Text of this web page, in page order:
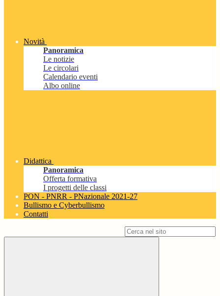
Novità
Panoramica
Le notizie
Le circolari
Calendario eventi
Albo online
Didattica
Panoramica
Offerta formativa
I progetti delle classi
PON - PNRR - PNazionale 2021-27
Bullismo e Cyberbullismo
Contatti